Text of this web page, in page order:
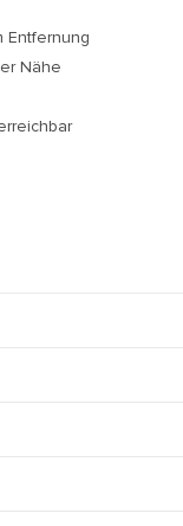
Entfernung
Nähe